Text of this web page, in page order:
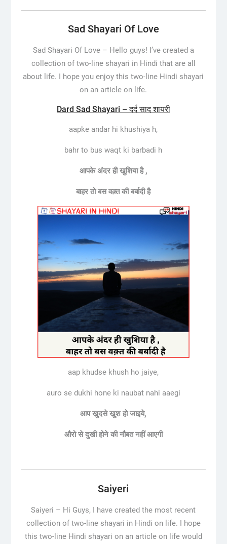
Sad Shayari Of Love
Sad Shayari Of Love – Hello guys! I’ve created a
collection of two-line shayari in Hindi that are all
about life. I hope you enjoy this two-line Hindi shayari
on an article on life.
Dard Sad Shayari – दर्द साद शायरी
aapke andar hi khushiya h,
bahr to bus waqt ki barbadi h
आपके अंदर ही खुशिया है,
बाहर तो बस वक़्त की बर्बादी है
aap khudse khush ho jaiye,
auro se dukhi hone ki naubat nahi aaegi
आप खुदसे खुश हो जाइये,
औरो से दुखी होने की नौबत नहीं आएगी
Saiyeri
Saiyeri – Hi Guys, I have created the most recent
collection of two-line shayari in Hindi on life. I hope
this two-line Hindi shayari on an article on life would